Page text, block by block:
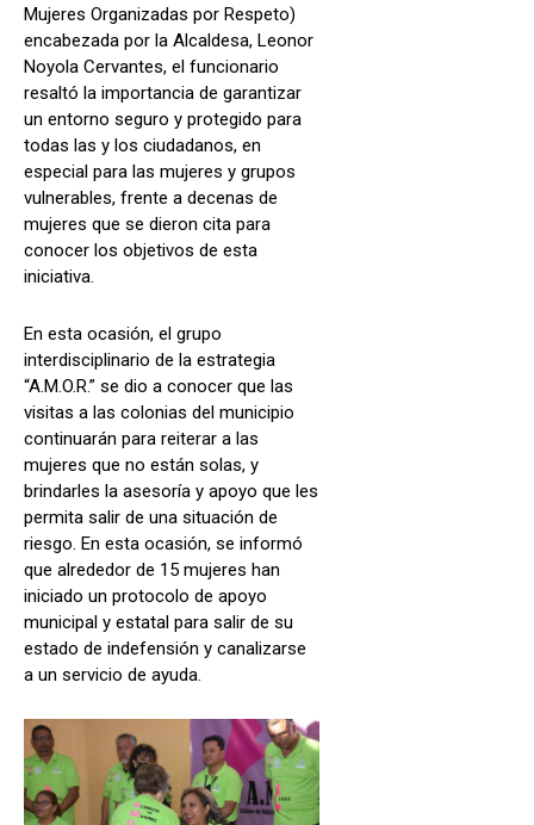
Mujeres Organizadas por Respeto)
encabezada por la Alcaldesa, Leonor
Noyola Cervantes, el funcionario
resaltó la importancia de garantizar
un entorno seguro y protegido para
todas las y los ciudadanos, en
especial para las mujeres y grupos
vulnerables, frente a decenas de
mujeres que se dieron cita para
conocer los objetivos de esta
iniciativa.
En esta ocasión, el grupo
interdisciplinario de la estrategia
“A.M.O.R.” se dio a conocer que las
visitas a las colonias del municipio
continuarán para reiterar a las
mujeres que no están solas, y
brindarles la asesoría y apoyo que les
permita salir de una situación de
riesgo. En esta ocasión, se informó
que alrededor de 15 mujeres han
iniciado un protocolo de apoyo
municipal y estatal para salir de su
estado de indefensión y canalizarse
a un servicio de ayuda.